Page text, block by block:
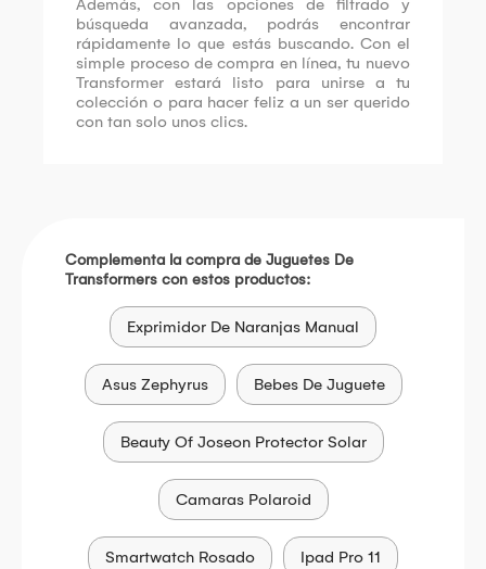
Además, con las opciones de filtrado y
búsqueda avanzada, podrás encontrar
rápidamente lo que estás buscando. Con el
simple proceso de compra en línea, tu nuevo
Transformer estará listo para unirse a tu
colección o para hacer feliz a un ser querido
con tan solo unos clics.
Complementa la compra de Juguetes De
Transformers con estos productos:
Exprimidor De Naranjas Manual
Asus Zephyrus Bebes De Juguete
Beauty Of Joseon Protector Solar
Camaras Polaroid
Smartwatch Rosado Ipad Pro 11